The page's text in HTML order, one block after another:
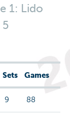
1: Lido
Sets Games
9 88